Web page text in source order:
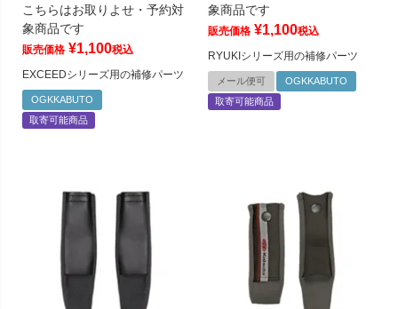
こちらはお取りよせ・予約対
象商品です
販売価格 ¥1,100税込
EXCEEDシリーズ用の補修パーツ
OGKKABUTO
取寄可能商品
象商品です
販売価格 ¥1,100税込
RYUKIシリーズ用の補修パーツ
メール便可
OGKKABUTO
取寄可能商品